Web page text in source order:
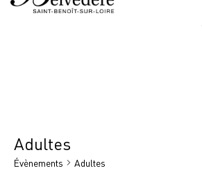
Adultes
Évènements Adultes